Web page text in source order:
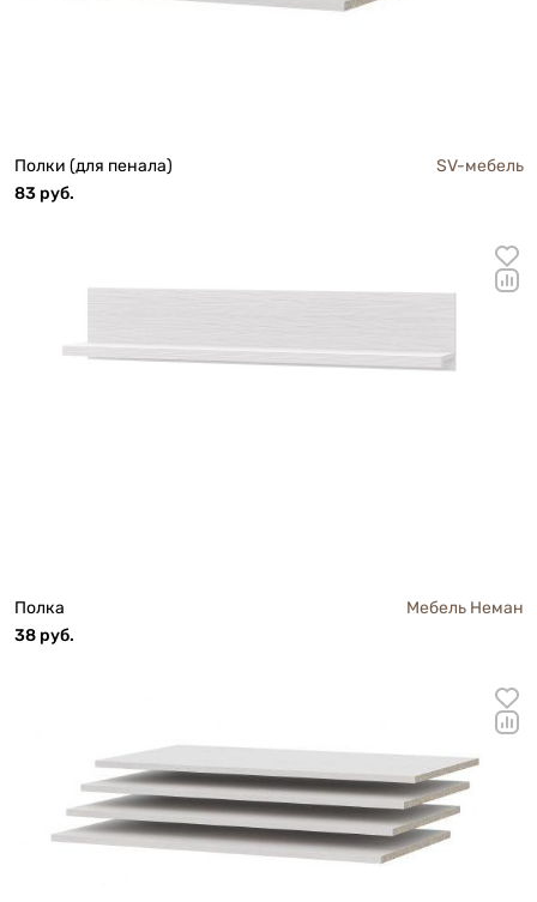
Полки (для пенала)
SV-мебель
83 руб.
Полка
Мебель Неман
38 руб.